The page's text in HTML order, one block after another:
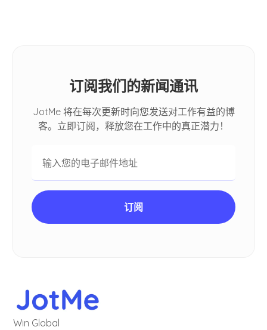
订阅我们的新闻通讯
JotMe 将在每次更新时向您发送对工作有益的博
客。立即订阅，释放您在工作中的真正潜力！
Win Global